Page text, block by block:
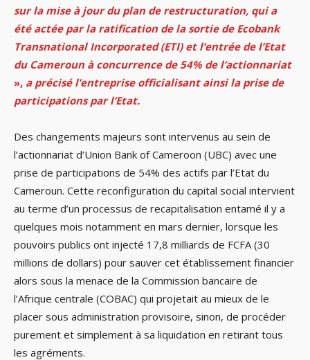
sur la mise à jour du plan de restructuration, qui a
été actée par la ratification de la sortie de Ecobank
Transnational Incorporated (ETI) et l’entrée de l’Etat
du Cameroun à concurrence de 54% de l’actionnariat
», a précisé l’entreprise officialisant ainsi la prise de
participations par l’Etat.
Des changements majeurs sont intervenus au sein de
l’actionnariat d’Union Bank of Cameroon (UBC) avec une
prise de participations de 54% des actifs par l’Etat du
Cameroun. Cette reconfiguration du capital social intervient
au terme d’un processus de recapitalisation entamé il y a
quelques mois notamment en mars dernier, lorsque les
pouvoirs publics ont injecté 17,8 milliards de FCFA (30
millions de dollars) pour sauver cet établissement financier
alors sous la menace de la Commission bancaire de
l’Afrique centrale (COBAC) qui projetait au mieux de le
placer sous administration provisoire, sinon, de procéder
purement et simplement à sa liquidation en retirant tous
les agréments.